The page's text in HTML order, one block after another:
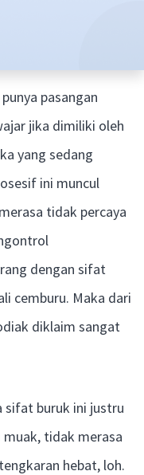
pasangan
jika dimiliki oleh
yang sedang
ini muncul
tidak percaya
dengan sifat
cemburu. Maka dari
diklaim sangat
sifat buruk ini justru
tidak merasa
hebat, loh.